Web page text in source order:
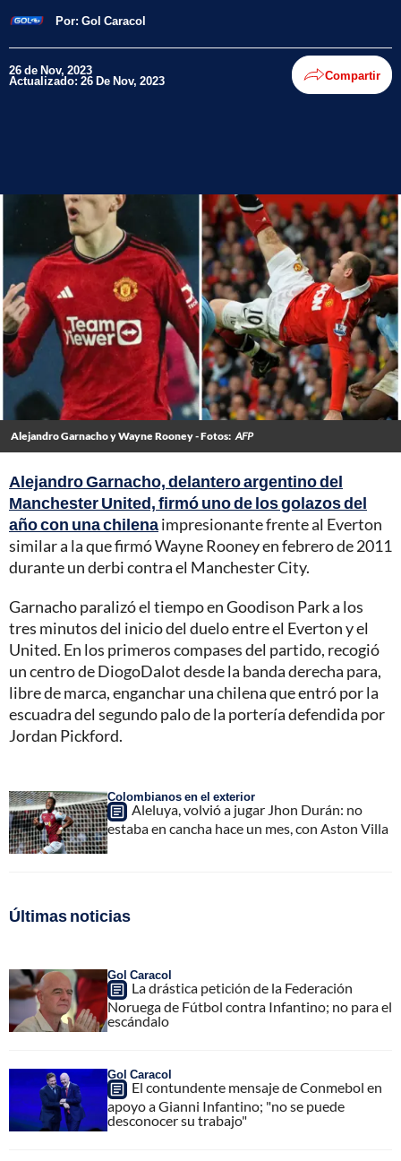
Por: Gol Caracol
26 de Nov, 2023
Actualizado: 26 De Nov, 2023 Compartir
Alejandro Garnacho y Wayne Rooney - Fotos: AFP
Alejandro Garnacho, delantero argentino del
Manchester United, firmó uno de los golazos del
año con una chilenaimpresionante frente al Everton
similar a la que firmó Wayne Rooney en febrero de 2011
durante un derbi contra el Manchester City.
Garnacho paralizó el tiempo en Goodison Park a los
tres minutos del inicio del duelo entre el Everton y el
United. En los primeros compases del partido, recogió
un centro de DiogoDalot desde la banda derecha para,
libre de marca, enganchar una chilena que entró por la
escuadra del segundo palo de la portería defendida por
Jordan Pickford.
Colombianos en el exterior
Aleluya, volvió a jugar Jhon Durán: no
estaba en cancha hace un mes, con Aston Villa
Últimas noticias
Gol Caracol
La drástica petición de la Federación
Noruega de Fútbol contra Infantino; no para el
escándalo
Gol Caracol
El contundente mensaje de Conmebol en
apoyo a Gianni Infantino; "no se puede
desconocer su trabajo"